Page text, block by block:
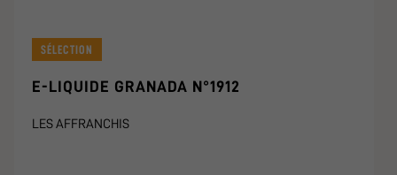
SÉLECTION
E-LIQUIDE GRANADA N°1912
LES AFFRANCHIS